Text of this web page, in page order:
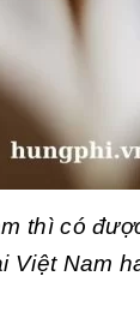
thì có
Việt Nam